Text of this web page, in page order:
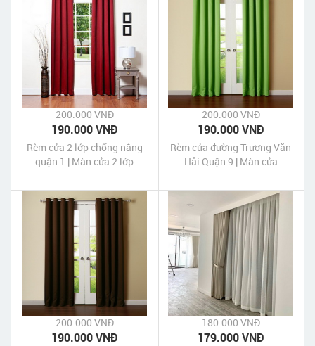
200.000 VNĐ
190.000 VNĐ
Rèm cửa 2 lớp chống nắng
quận 1 | Màn cửa 2 lớp
200.000 VNĐ
190.000 VNĐ
Rèm cửa đường Trương Văn
Hải Quận 9 | Màn cửa
HCM
200.000 VNĐ
190.000 VNĐ
180.000 VNĐ
179.000 VNĐ